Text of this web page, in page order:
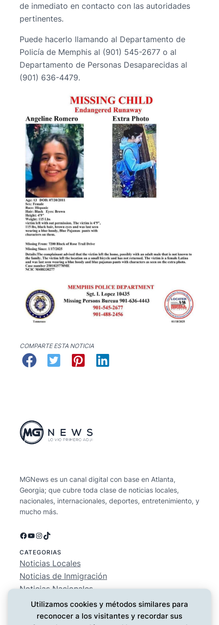
de inmediato en contacto con las autoridades
pertinentes.
Puede hacerlo llamando al Departamento de
Policía de Memphis al (901) 545-2677 o al
Departamento de Personas Desaparecidas al
(901) 636-4479.
COMPARTE ESTA NOTICIA
MGNews es un canal digital con base en Atlanta,
Georgia; que cubre toda clase de noticias locales,
nacionales, internacionales, deportes, entretenimiento, y
mucho más.
Facebook
YouTube
Instagram
TikTok
CATEGORIAS
Noticias Locales
Noticias de Inmigración
Noticias Nacionales
Deportes
Entretenimiento
Utilizamos cookies y métodos similares para
reconocer a los visitantes y recordar sus